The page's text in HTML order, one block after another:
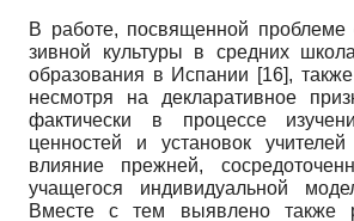
В работе, посвященной
зивной культуры в средних
образования в Испании [16],
несмотря на декларативное
фактически в процессе
ценностей и установок учителей
влияние прежней,
учащегося индивидуальной
Вместе с тем выявлено также